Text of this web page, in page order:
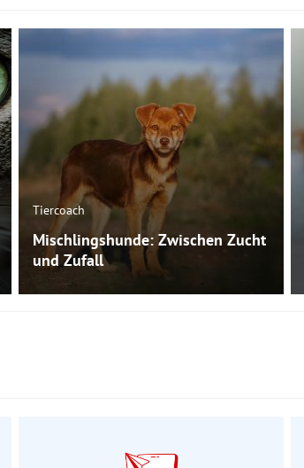
Tiercoach
Mischlingshunde: Zwischen Zucht
und Zufall